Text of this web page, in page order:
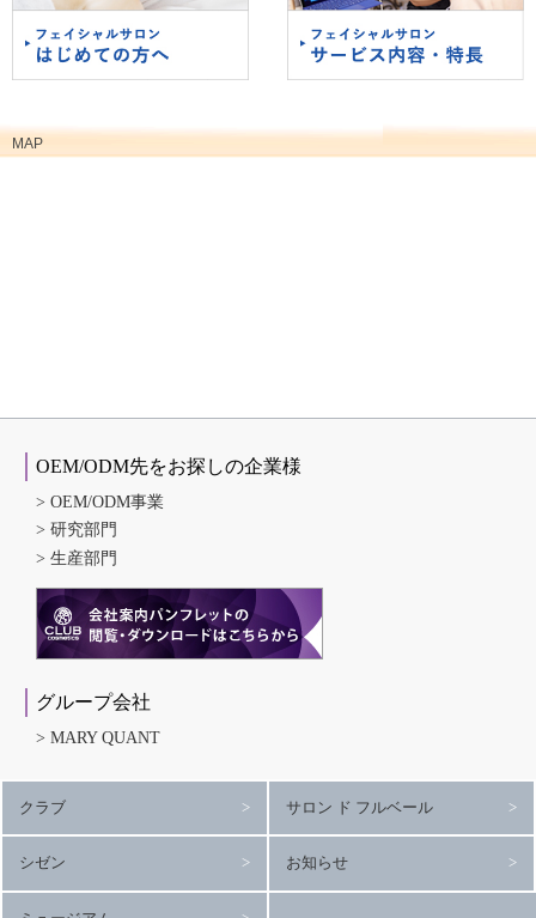
MAP
OEM/ODM先をお探しの企業様
OEM/ODM事業
研究部門
生産部門
グループ会社
MARY QUANT
クラブ サロン ド フルベール
シゼン お知らせ